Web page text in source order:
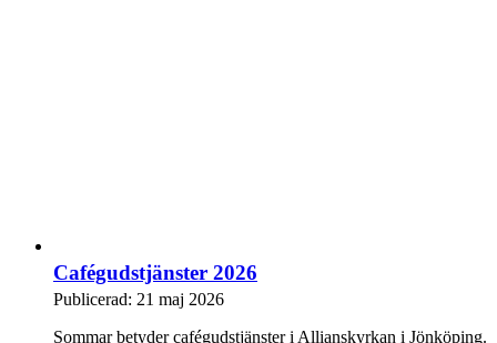
Cafégudstjänster 2026
Publicerad: 21 maj 2026
Sommar betyder cafégudstjänster i Allianskyrkan i Jönköping.